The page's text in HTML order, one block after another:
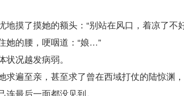
地摸了摸她的额头：“别站在风口，着凉了
她的腰，哽咽道：“娘…”
状况越发病弱。
求遍至亲，甚至求了曾在西域打仗的陆惊渊，
最后一面都没见到。